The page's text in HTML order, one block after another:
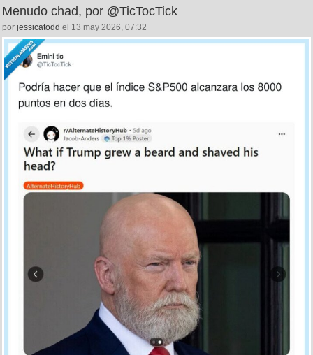
Menudo chad, por @TicTocTick
por jessicatodd el 13 may 2026, 07:32